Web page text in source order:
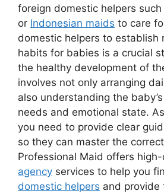
foreign domestic helpers such
or Indonesian maids to care
domestic helpers to establish
habits for babies is a crucial
the healthy development of
involves not only arranging
also understanding the
needs and emotional state.
you need to provide clear
so they can master the
Professional Maid offers
agency services to help you
domestic helpers and provide